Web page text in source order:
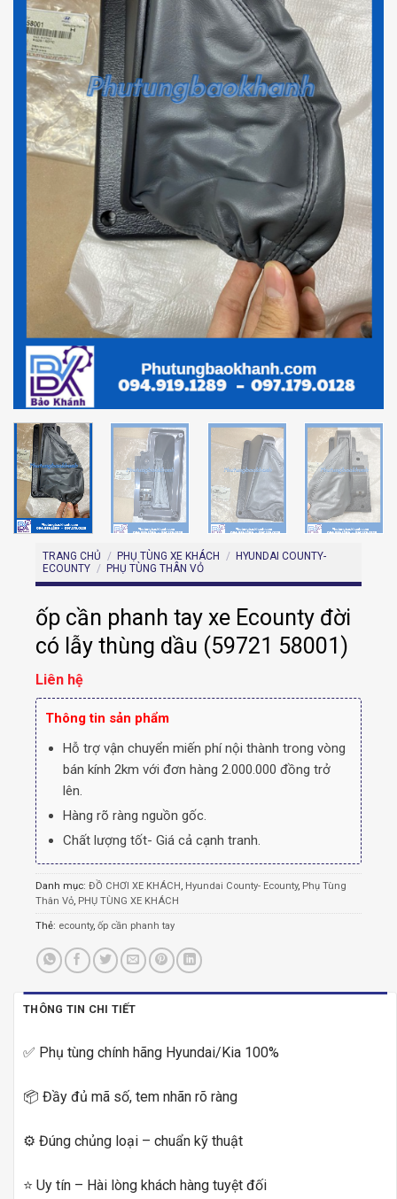
TRANG CHỦ / PHỤ TÙNG XE KHÁCH / HYUNDAI COUNTY-
ECOUNTY / PHỤ TÙNG THÂN VỎ
ốp cần phanh tay xe Ecounty đời
có lẫy thùng dầu (59721 58001)
Liên hệ
Thông tin sản phẩm
Hỗ trợ vận chuyển miến phí nội thành trong vòng
bán kính 2km với đơn hàng 2.000.000 đồng trở
lên.
Hàng rõ ràng nguồn gốc.
Chất lượng tốt- Giá cả cạnh tranh.
Danh mục: ĐỒ CHƠI XE KHÁCH Hyundai County- Ecounty, Phụ Tùng
Thân Vỏ PHỤ TÙNG XE KHÁCH
Thẻ: ecounty, ốp cần phanh tay
THÔNG TIN CHI TIẾT
✅ Phụ tùng chính hãng Hyundai/Kia 100%
📦 Đầy đủ mã số, tem nhãn rõ ràng
⚙️ Đúng chủng loại – chuẩn kỹ thuật
⭐ Uy tín – Hài lòng khách hàng tuyệt đối